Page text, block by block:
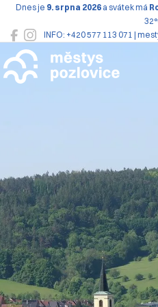
INFO: +420 577 113 071 |
Dnes je 9. srpna 2026 a svátek má
Pozlovice